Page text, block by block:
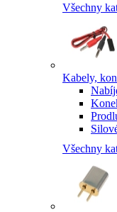
Všechny
Kabely,
Všechny